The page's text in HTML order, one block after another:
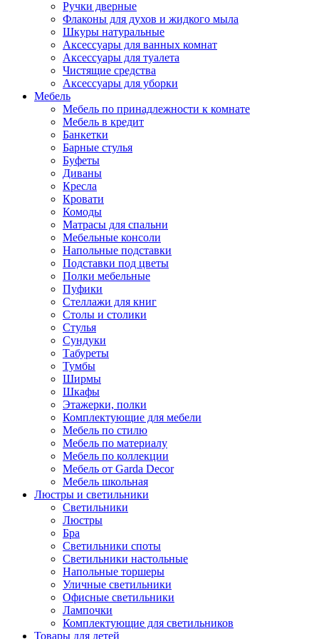
Ручки дверные
Флаконы для духов и жидкого мыла
Шкуры натуральные
Аксессуары для ванных комнат
Аксессуары для туалета
Чистящие средства
Аксессуары для уборки
Мебель
Мебель по принадлежности к комнате
Мебель в кредит
Банкетки
Барные стулья
Буфеты
Диваны
Кресла
Кровати
Комоды
Матрасы для спальни
Мебельные консоли
Напольные подставки
Подставки под цветы
Полки мебельные
Пуфики
Стеллажи для книг
Столы и столики
Стулья
Сундуки
Табуреты
Тумбы
Ширмы
Шкафы
Этажерки, полки
Комплектующие для мебели
Мебель по стилю
Мебель по материалу
Мебель по коллекции
Мебель от Garda Decor
Мебель школьная
Люстры и светильники
Светильники
Люстры
Бра
Светильники споты
Светильники настольные
Напольные торшеры
Уличные светильники
Офисные светильники
Лампочки
Комплектующие для светильников
Товары для детей